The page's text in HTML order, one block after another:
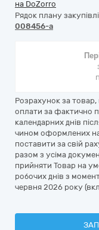
на DoZorro
Рядок плану
008456-a
Розрахунок за
оплати за фактично
календарних днів
чином оформлених
поставити за свій
разом з усіма
прийняти Товар на
робочих днів з
червня 2026 року